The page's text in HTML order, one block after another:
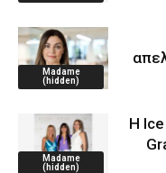
Madame
(hidden)
Madame
(hidden)
Η